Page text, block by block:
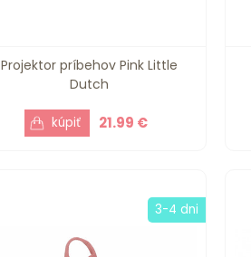
Projektor príbehov Pink Little
Dutch
21.99 €
3-4 dni